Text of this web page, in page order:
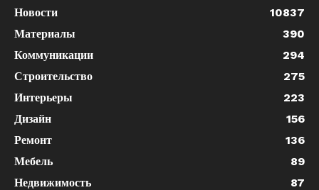
Новости
10837
Материалы
390
Коммуникации
294
Строительство
275
Интерьеры
223
Дизайн
156
Ремонт
136
Мебель
89
Недвижимость
87